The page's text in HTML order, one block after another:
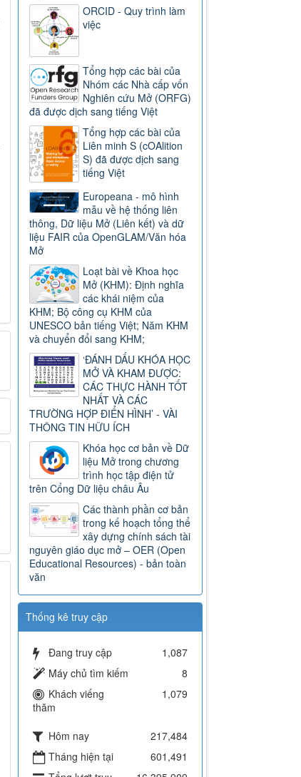
ORCID - Quy trình làm
việc
Tổng hợp các bài của
Nhóm các Nhà cấp vốn
Nghiên cứu Mở (ORFG)
đã được dịch sang tiếng Việt
Tổng hợp các bài của
Liên minh S (cOAlition
S) đã được dịch sang
tiếng Việt
Europeana - mô hình
mẫu về hệ thống liên
thông, Dữ liệu Mở (Liên kết) và dữ
liệu FAIR của OpenGLAM/Văn hóa
Mở
Loạt bài về Khoa học
Mở (KHM): Định nghĩa
các khái niệm của
KHM; Bộ công cụ KHM của
UNESCO bản tiếng Việt; Năm KHM
và chuyển đổi sang KHM;
‘ĐÁNH DẤU KHÓA HỌC
MỞ VÀ KHAM ĐƯỢC:
CÁC THỰC HÀNH TỐT
NHẤT VÀ CÁC
TRƯỜNG HỢP ĐIỂN HÌNH’ - VÀI
THÔNG TIN HỮU ÍCH
Khóa học cơ bản về Dữ
liệu Mở trong chương
trình học tập điện tử
trên Cổng Dữ liệu châu Âu
Các thành phần cơ bản
trong kế hoạch tổng thể
xây dựng chính sách tài
nguyên giáo dục mở – OER (Open
Educational Resources) - bản toàn
văn
Thống kê truy cập
Đang truy cập
1,087
Máy chủ tìm kiếm
8
Khách viếng
thăm
1,079
Hôm nay
217,484
Tháng hiện tại
601,491